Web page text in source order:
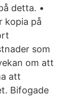
detta. •
kopia på
som
om att
att
Bifogade